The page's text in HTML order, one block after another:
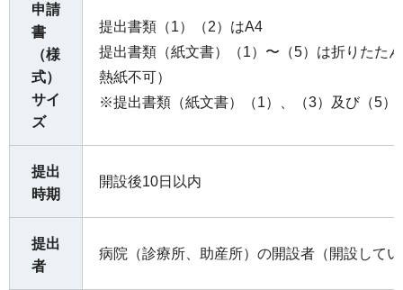
申請
書
（様
式）
サイ
ズ
提出書類（1）（2）はA4
提出書類（紙文書）（1）〜（5）は折りたた
熱紙不可）
※提出書類（紙文書）（1）、（3）及び（5）
提出
時期
開設後10日以内
提出
者
病院（診療所、助産所）の開設者（開設して